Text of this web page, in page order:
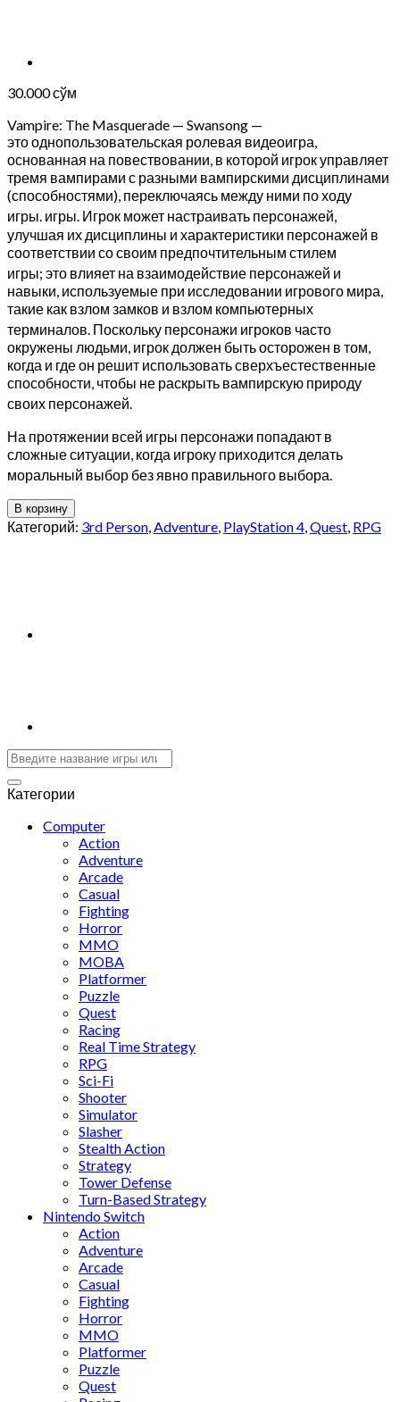
30.000сўм
Vampire: The Masquerade — Swansong —
это однопользовательская ролевая видеоигра,
основанная на повествовании, в которой игрок управляет
тремя вампирами с разными вампирскими дисциплинами
(способностями), переключаясь между ними по ходу
игры. игры. Игрок может настраивать персонажей,
улучшая их дисциплины и характеристики персонажей в
соответствии со своим предпочтительным стилем
игры; это влияет на взаимодействие персонажей и
навыки, используемые при исследовании игрового мира,
такие как взлом замков и взлом компьютерных
терминалов. Поскольку персонажи игроков часто
окружены людьми, игрок должен быть осторожен в том,
когда и где он решит использовать сверхъестественные
способности, чтобы не раскрыть вампирскую природу
своих персонажей.
На протяжении всей игры персонажи попадают в
сложные ситуации, когда игроку приходится делать
моральный выбор без явно правильного выбора.
В корзину
Категорий: 3rd Person,Adventure, PlayStation 4,Quest, RPG
Категории
Computer
Action
Adventure
Arcade
Casual
Fighting
Horror
MMO
MOBA
Platformer
Puzzle
Quest
Racing
Real Time Strategy
RPG
Sci-Fi
Shooter
Simulator
Slasher
Stealth Action
Strategy
Tower Defense
Turn-Based Strategy
Nintendo Switch
Action
Adventure
Arcade
Casual
Fighting
Horror
MMO
Platformer
Puzzle
Quest